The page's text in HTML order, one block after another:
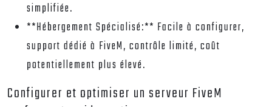
simplifiée.
**Hébergement Spécialisé:** Facile à configurer,
support dédié à FiveM, contrôle limité, coût
potentiellement plus élevé.
Configurer et optimiser un serveur FiveM